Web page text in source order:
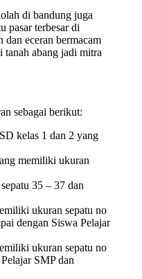
di bandung juga
pasar terbesar di
eceran bermacam
tanah abang jadi mitra
sebagai berikut:
kelas 1 dan 2 yang
memiliki ukuran
35 – 37 dan
ukuran sepatu no
dengan Siswa Pelajar
ukuran sepatu no
SMP dan